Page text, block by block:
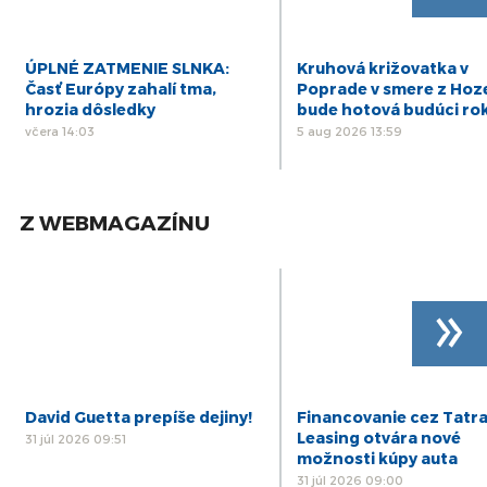
ÚPLNÉ ZATMENIE SLNKA:
Časť Európy zahalí tma,
hrozia dôsledky
včera 14:03
Kruhová križovatka v
Poprade v smere z
bude hotová budúci
5 aug 2026 13:59
Z WEBMAGAZÍNU
David Guetta prepíše dejiny!
31 júl 2026 09:51
Financovanie cez Tatra
Leasing otvára nové
možnosti kúpy auta
31 júl 2026 09:00
»